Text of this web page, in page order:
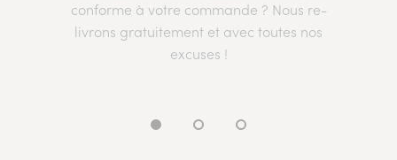
conforme à votre commande ? Nous re-
livrons gratuitement et avec toutes nos
excuses !